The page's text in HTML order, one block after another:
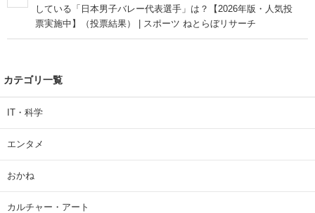
している「日本男子バレー代表選手」は？【2026年版・人気投
票実施中】（投票結果） | スポーツ ねとらぼリサーチ
カテゴリ一覧
IT・科学
エンタメ
おかね
カルチャー・アート